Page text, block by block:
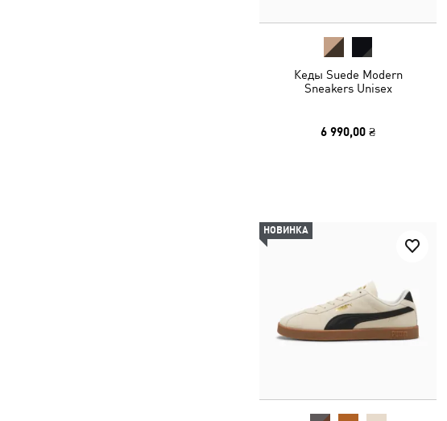
Кеды Suede Modern
Sneakers Unisex
6 990,00 ₴
НОВИНКА